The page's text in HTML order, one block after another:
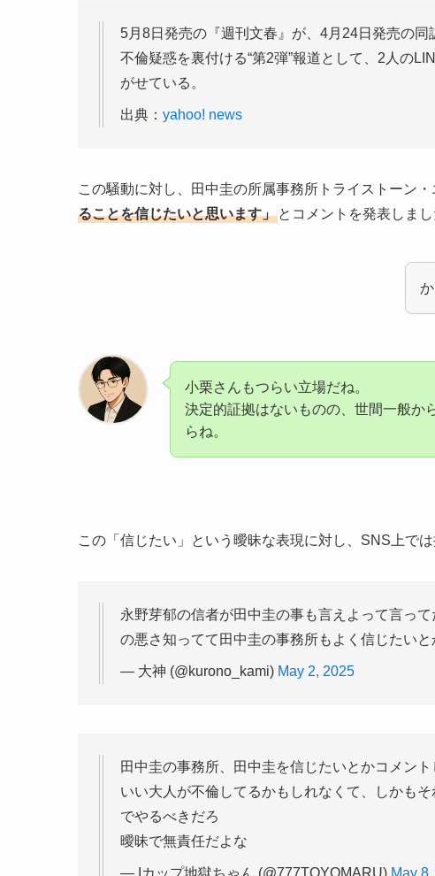
5月8日発売の『週刊文春』が、4月24日発売の
不倫疑惑を裏付ける“第2弾”報道として、2人の
がせている。
出典： yahoo! news
この騒動に対し、田中圭の所属事務所トライストーン・
ることを信じたいと思います」 とコメントを発表しまし
小栗さんもつらい立場だね。
決定的証拠はないものの、世間一般か
らね。
この「信じたい」という曖昧な表現に対し、SNS上では
永野芽郁の信者が田中圭の事も言えよって言っ
の悪さ知ってて田中圭の事務所もよく信じたいと
— 大神 (@kurono_kami) May 2, 2025
田中圭の事務所、田中圭を信じたいとかコメン
いい大人が不倫してるかもしれなくて、しかも
でやるべきだろ
曖昧で無責任だよな